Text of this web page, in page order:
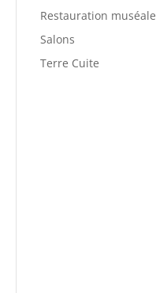
Restauration muséale
Salons
Terre Cuite